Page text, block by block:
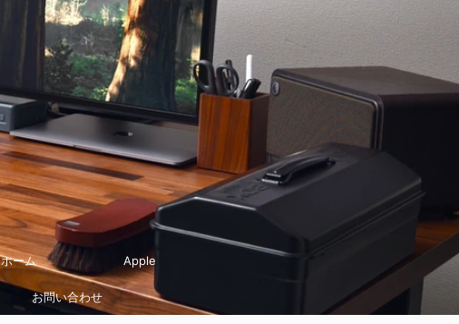
ーム Apple
お問い合わせ